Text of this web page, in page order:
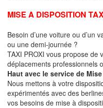
MISE A DISPOSITION
Besoin d’une voiture ou d’un
ou une demi-journée ?
TAXI PROXI vous propose de
déplacements professionnels
Haut avec le service de
Nous mettons à votre
expérimentés avec des
vos besoins de mise à